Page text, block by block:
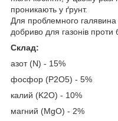
проникають у ґрунт.
Для проблемного
добриво для газонів проти
Склад:
азот (N) - 15%
фосфор (P2O5) - 5%
калий (K2O) - 10%
магний (MgO) - 2%